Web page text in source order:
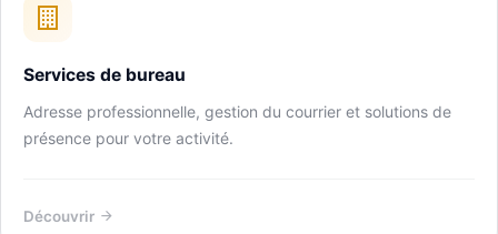
Services de bureau
Adresse professionnelle, gestion du courrier et solutions de
présence pour votre activité.
Découvrir